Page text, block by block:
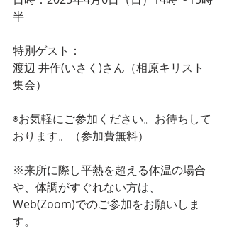
半
特別ゲスト：
渡辺 井作(いさく)さん（相原キリスト
集会）
◉お気軽にご参加ください。お待ちして
おります。（参加費無料）
※来所に際し平熱を超える体温の場合
や、体調がすぐれない方は、
Web(Zoom)でのご参加をお願いしま
す。